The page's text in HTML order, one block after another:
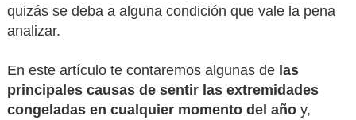
quizás se deba a alguna condición que vale la pena
analizar.
En este artículo te contaremos algunas delas
principales causas de sentir las extremidades
congeladas en cualquier momento del añoy,